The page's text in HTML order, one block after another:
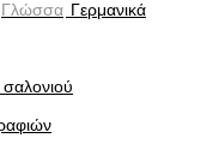
Γλώσσα Γερμανικά
σαλονιού